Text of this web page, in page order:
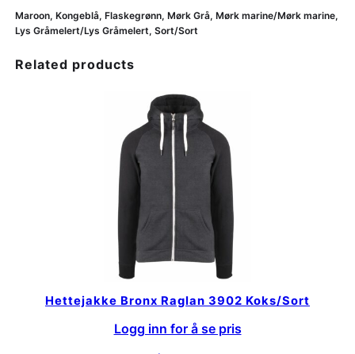
Maroon, Kongeblå, Flaskegrønn, Mørk Grå, Mørk marine/Mørk marine,
Lys Gråmelert/Lys Gråmelert, Sort/Sort
Related products
Hettejakke Bronx Raglan 3902 Koks/Sort
Logg inn for å se pris